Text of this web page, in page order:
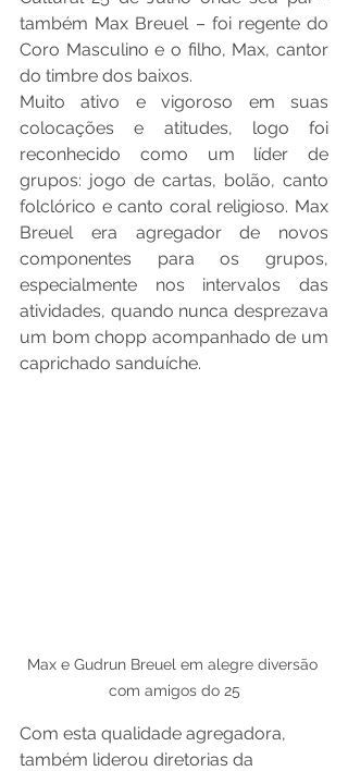
também Max Breuel – foi regente do
Coro Masculino e o filho, Max, cantor
do timbre dos baixos.
Muito ativo e vigoroso em suas
colocações e atitudes, logo foi
reconhecido como um líder de
grupos: jogo de cartas, bolão, canto
folclórico e canto coral religioso. Max
Breuel era agregador de novos
componentes para os grupos,
especialmente nos intervalos das
atividades, quando nunca desprezava
um bom chopp acompanhado de um
caprichado sanduíche.
Max e Gudrun Breuel em alegre diversão
com amigos do 25
Com esta qualidade agregadora,
também liderou diretorias da